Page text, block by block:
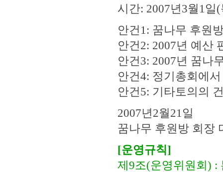
시간: 2007년3월1일
안건1: 꿈나무 후원
안건2: 2007년 예산
안건3: 2007년 꿈나
안건4: 정기총회에
안건5: 기타토의의
2007년2월21일
꿈나무 후원방 회장
[운영규칙]
제9조(운영위원회) :